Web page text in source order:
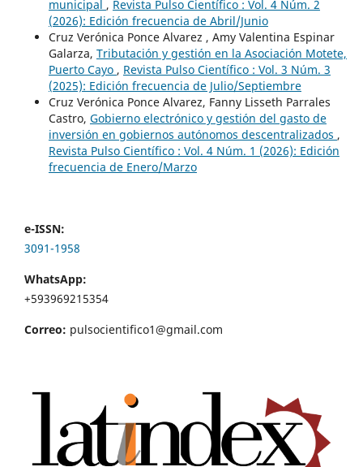
municipal , Revista Pulso Científico : Vol. 4 Núm. 2
(2026): Edición frecuencia de Abril/Junio
Cruz Verónica Ponce Alvarez , Amy Valentina Espinar
Galarza, Tributación y gestión en la Asociación Motete,
Puerto Cayo , Revista Pulso Científico : Vol. 3 Núm. 3
(2025): Edición frecuencia de Julio/Septiembre
Cruz Verónica Ponce Alvarez, Fanny Lisseth Parrales
Castro, Gobierno electrónico y gestión del gasto de
inversión en gobiernos autónomos descentralizados ,
Revista Pulso Científico : Vol. 4 Núm. 1 (2026): Edición
frecuencia de Enero/Marzo
e-ISSN:
3091-1958
WhatsApp:
+593969215354
Correo: pulsocientifico1@gmail.com